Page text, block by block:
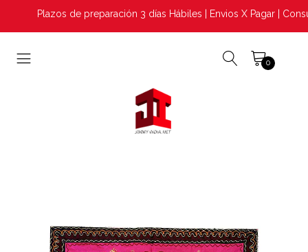
Plazos de preparación 3 días Hábiles | Envios X Pagar |
0